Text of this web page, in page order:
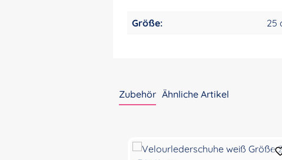
Größe: 25
Zubehör Ähnliche Artikel